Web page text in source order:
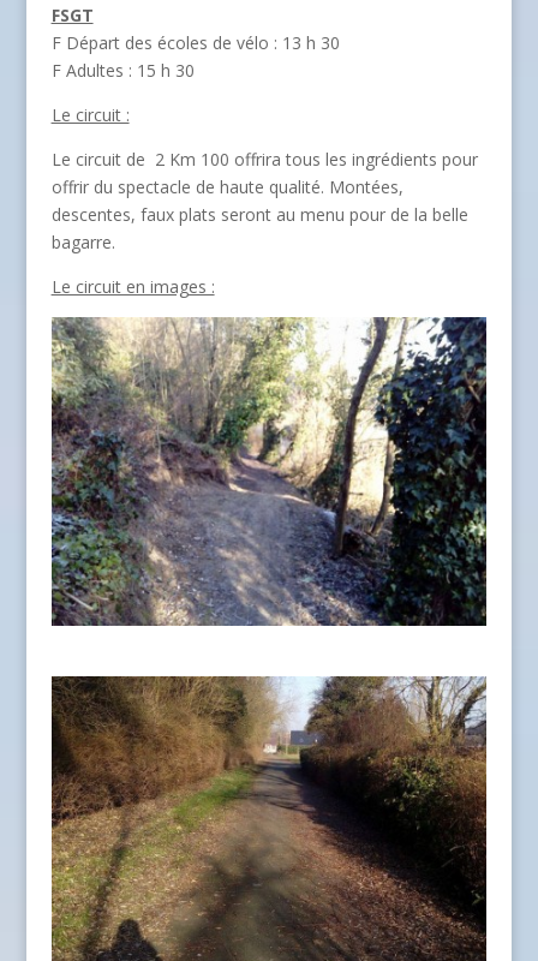
FSGT
F Départ des écoles de vélo : 13 h 30
F Adultes : 15 h 30
Le circuit :
Le circuit de 2 Km 100 offrira tous les ingrédients pour
offrir du spectacle de haute qualité. Montées,
descentes, faux plats seront au menu pour de la belle
bagarre.
Le circuit en images :